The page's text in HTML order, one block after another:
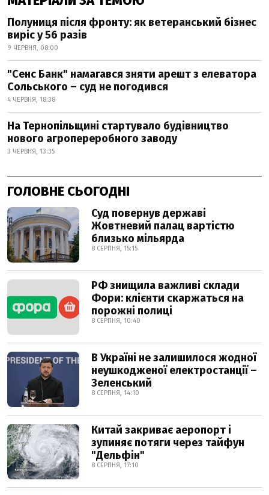
Полуниця після фронту: як ветеранський бізнес
виріс у 56 разів
9 ЧЕРВНЯ, 08:00
"Сенс Банк" намагався зняти арешт з елеватора
Сольського – суд не погодився
4 ЧЕРВНЯ, 18:38
На Тернопільщині стартувало будівництво
нового агропереробного заводу
3 ЧЕРВНЯ, 13:35
ГОЛОВНЕ СЬОГОДНІ
Суд повернув державі
Жовтневий палац вартістю
близько мільярда
8 СЕРПНЯ, 15:15
РФ знищила важливі склади
Фори: клієнти скаржаться на
порожні полиці
8 СЕРПНЯ, 10:40
В Україні не залишилося жодної
неушкодженої електростанції –
Зеленський
8 СЕРПНЯ, 14:10
Китай закриває аеропорт і
зупиняє потяги через тайфун
"Дельфін"
8 СЕРПНЯ, 17:10